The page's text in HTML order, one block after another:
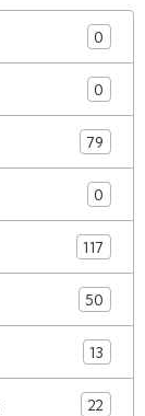
0
0
79
0
117
50
13
22